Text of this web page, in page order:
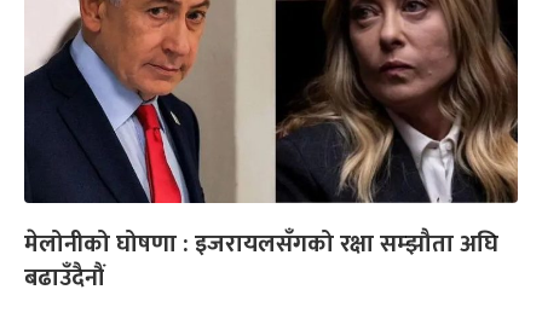
मेलोनीको घोषणा : इजरायलसँगको रक्षा सम्झौता अघि
बढाउँदैनौं